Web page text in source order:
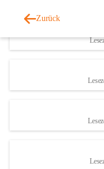
Zurück